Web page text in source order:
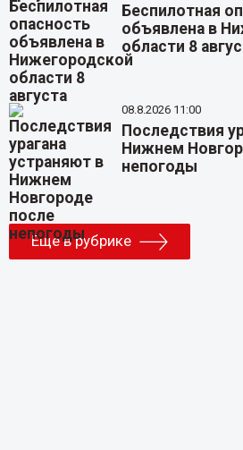
Беспилотная
объявлена в
области 8
08.8.2026 11:00
Последствия
Нижнем
непогоды
Еще в рубрике